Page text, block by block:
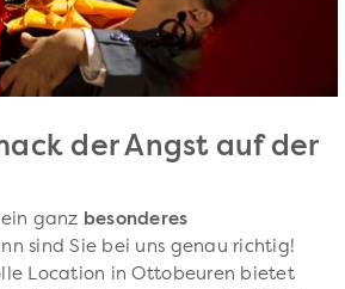
der Angst auf der
ganz besonderes
sind Sie bei uns genau richtig!
Location in Ottobeuren bietet